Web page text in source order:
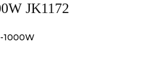
JK1172
1000W